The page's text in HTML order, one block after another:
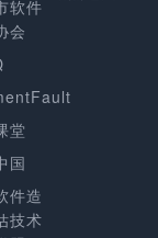
软件
会
堂
国
件造
技术